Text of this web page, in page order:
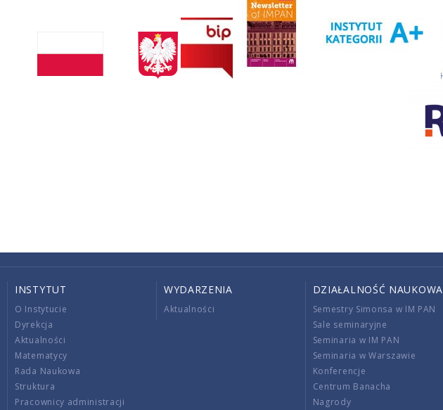
INSTYTUT
O Instytucie
Dyrekcja
Aktualności
Matematycy
Rada Naukowa
Struktura
Pracownicy administracji
WYDARZENIA
Aktualności
DZIAŁALNOŚĆ NAUKOWA
Semestry Simonsa w IM PAN
Sale seminaryjne
Seminaria w IM PAN
Seminaria w Warszawie
Konferencje
Centrum Banacha
Nagrody